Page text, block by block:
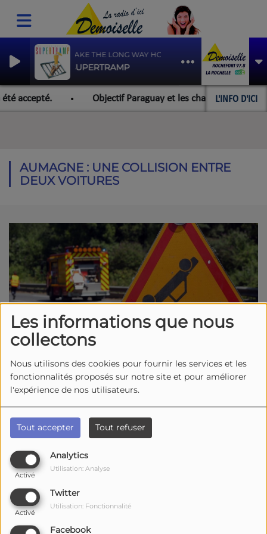
Les informations que nous
collectons
Nous utilisons des cookies pour fournir les services et les
fonctionnalités proposés sur notre site et pour améliorer
l'expérience de nos utilisateurs.
Tout accepter Tout refuser
Analytics
Activé
Utilisation: Analyse
Twitter
Activé
Utilisation: Fonctionnalité
Facebook
TAKE THE LONG WAY HOME
SUPERTRAMP
L'INFO D'ICI
accepté. Objectif Paraguay et les championnats du
AUMAGNE : UNE COLLISION ENTRE
DEUX VOITURES
05 mai 2026 - 1625 vues
Matha, un accident de la route ce mardi 5 mai,
vers 08h30, sur la route départementale 129.
Un collision impliquant deux voitures de
tourisme. On déplore trois blessés légers. Douze
sapeurs-pompiers, deux ambulances et un